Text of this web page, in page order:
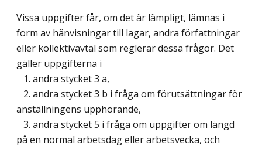
Vissa uppgifter får, om det är lämpligt, lämnas i
form av hänvisningar till lagar, andra författningar
eller kollektivavtal som reglerar dessa frågor. Det
gäller uppgifterna i
1. andra stycket 3 a,
2. andra stycket 3 b i fråga om förutsättningar för
anställningens upphörande,
3. andra stycket 5 i fråga om uppgifter om längd
på en normal arbetsdag eller arbetsvecka, och